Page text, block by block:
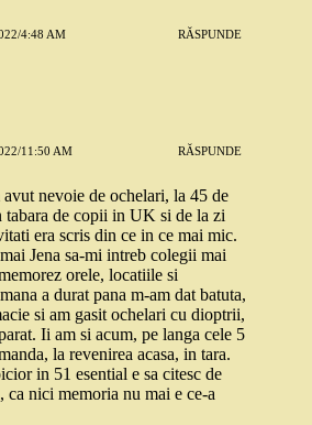
4:48 AM RĂSPUNDE
11:50 AM RĂSPUNDE
avut nevoie de ochelari, la 45 de
tabara de copii in UK si de la zi
era scris din ce in ce mai mic.
Jena sa-mi intreb colegii mai
orele, locatiile si
a durat pana m-am dat batuta,
si am gasit ochelari cu dioptrii,
Ii am si acum, pe langa cele 5
la revenirea acasa, in tara.
in 51 esential e sa citesc de
nici memoria nu mai e ce-a